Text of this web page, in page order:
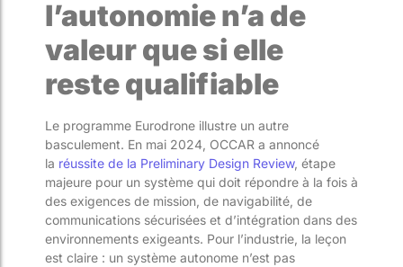
l’autonomie n’a de
valeur que si elle
reste qualifiable
Le programme Eurodrone illustre un autre
basculement. En mai 2024, OCCAR a annoncé
la réussite de la Preliminary Design Review, étape
majeure pour un système qui doit répondre à la fois à
des exigences de mission, de navigabilité, de
communications sécurisées et d’intégration dans des
environnements exigeants. Pour l’industrie, la leçon
est claire : un système autonome n’est pas